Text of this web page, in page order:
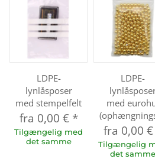
LDPE-
lynlåsposer
med stempelfelt
fra 0,00 € *
Tilgængelig med
det samme
LDPE-
med
fra 0,00 €
Tilgængelig
det samme